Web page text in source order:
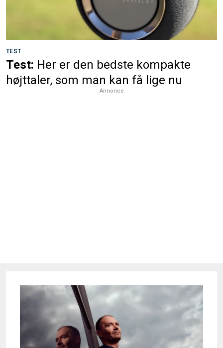
TEST
Test: Her er den bedste kompakte
højttaler, som man kan få lige nu
Annonce